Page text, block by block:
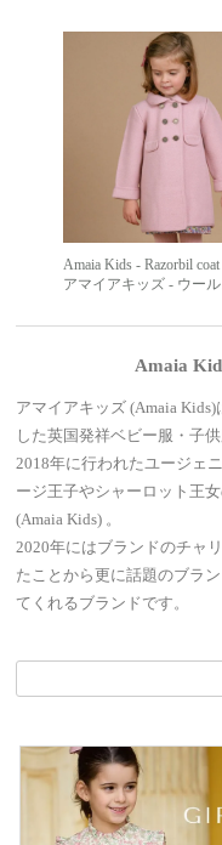
Amaia Kids - Razorbil
アマイアキッズ - ウール
Amaia
アマイアキッズ (Amaia
した英国発祥ベビー服・子供
2018年に行われたユージェ
ージ王子やシャーロット王
(Amaia Kids) 。
2020年にはブランドのチャ
たことから更に話題のブラ
てくれるブランドです。